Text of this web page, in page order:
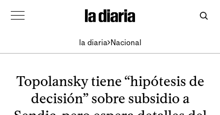
la diaria Nacional
Topolansky tiene “hipótesis de
decisión” sobre subsidio a